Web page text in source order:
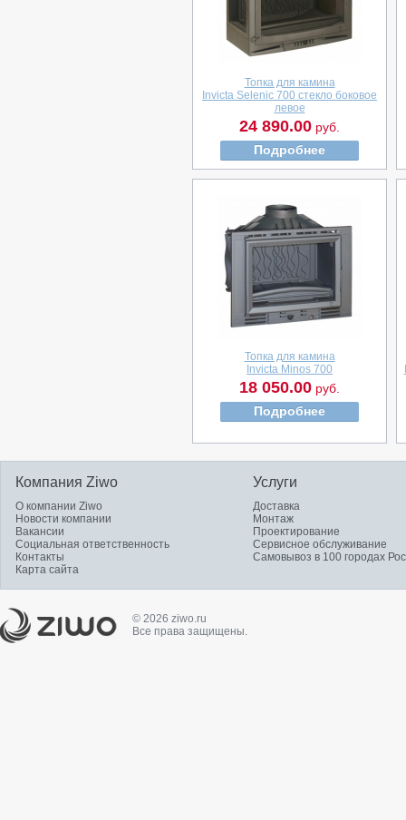
Топка для камина
Invicta Selenic 700 стекло боковое
левое
24 890.00 руб.
Подробнее
Топка для камина
Invicta Minos 700
18 050.00 руб.
Подробнее
Компания Ziwo
О компании Ziwo
Новости компании
Вакансии
Социальная ответственность
Контакты
Карта сайта
Услуги
Доставка
Монтаж
Проектирование
Сервисное обслуживание
Самовывоз в 100 городах
© 2026 ziwo.ru
Все права защищены.